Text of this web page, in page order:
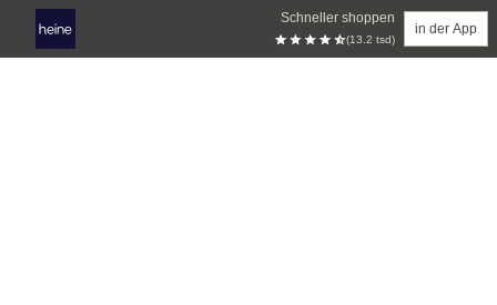
Schneller shoppen
(13.2 tsd)
in der App